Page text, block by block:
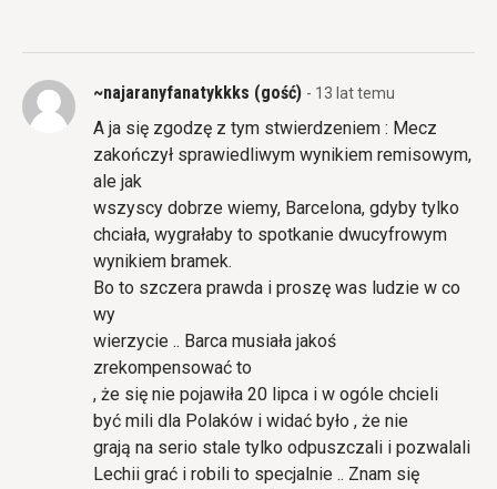
~najaranyfanatykkks (gość) - 13 lat temu
A ja się zgodzę z tym stwierdzeniem : Mecz
zakończył sprawiedliwym wynikiem remisowym,
ale jak
wszyscy dobrze wiemy, Barcelona, gdyby tylko
chciała, wygrałaby to spotkanie dwucyfrowym
wynikiem bramek.
Bo to szczera prawda i proszę was ludzie w co
wy
wierzycie .. Barca musiała jakoś
zrekompensować to
, że się nie pojawiła 20 lipca i w ogóle chcieli
być mili dla Polaków i widać było , że nie
grają na serio stale tylko odpuszczali i pozwalali
Lechii grać i robili to specjalnie .. Znam się